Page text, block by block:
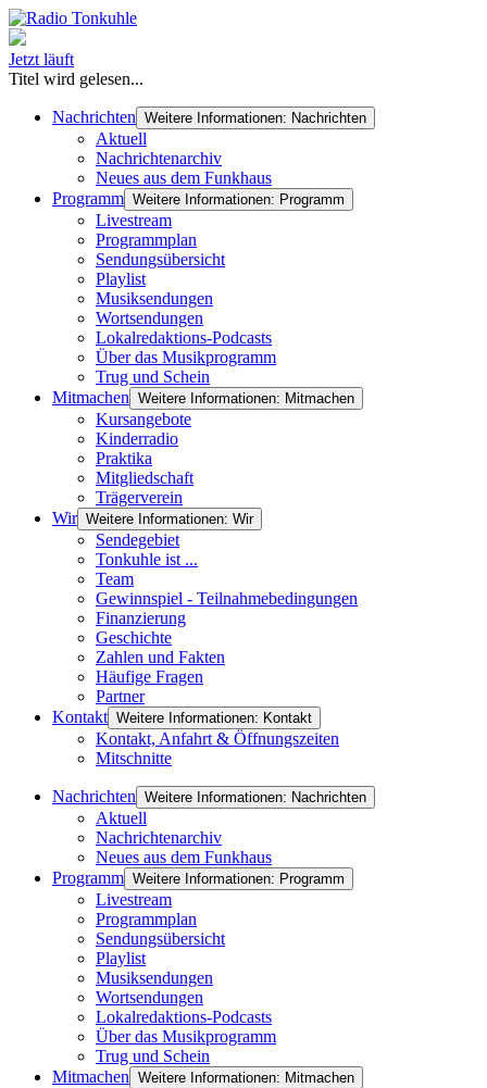
Jetzt läuft
Titel wird gelesen...
Nachrichten Weitere Informationen: Nachrichten
Aktuell
Nachrichtenarchiv
Neues aus dem Funkhaus
Programm Weitere Informationen: Programm
Livestream
Programmplan
Sendungsübersicht
Playlist
Musiksendungen
Wortsendungen
Lokalredaktions-Podcasts
Über das Musikprogramm
Trug und Schein
Mitmachen Weitere Informationen: Mitmachen
Kursangebote
Kinderradio
Praktika
Mitgliedschaft
Trägerverein
Wir Weitere Informationen: Wir
Sendegebiet
Tonkuhle ist ...
Team
Gewinnspiel - Teilnahmebedingungen
Finanzierung
Geschichte
Zahlen und Fakten
Häufige Fragen
Partner
Kontakt Weitere Informationen: Kontakt
Kontakt, Anfahrt & Öffnungszeiten
Mitschnitte
Nachrichten Weitere Informationen: Nachrichten
Aktuell
Nachrichtenarchiv
Neues aus dem Funkhaus
Programm Weitere Informationen: Programm
Livestream
Programmplan
Sendungsübersicht
Playlist
Musiksendungen
Wortsendungen
Lokalredaktions-Podcasts
Über das Musikprogramm
Trug und Schein
Mitmachen Weitere Informationen: Mitmachen